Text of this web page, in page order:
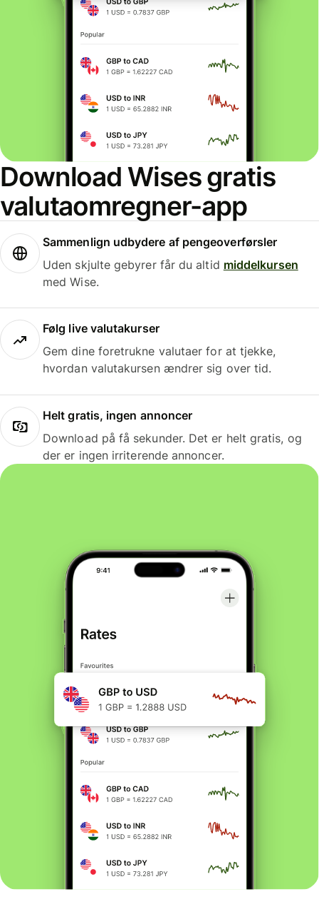
Download Wises gratis
valutaomregner-app
Sammenlign udbydere af pengeoverførsler
Uden skjulte gebyrer får du altid middelkursen
med Wise.
Følg live valutakurser
Gem dine foretrukne valutaer for at tjekke,
hvordan valutakursen ændrer sig over tid.
Helt gratis, ingen annoncer
Download på få sekunder. Det er helt gratis, og
der er ingen irriterende annoncer.